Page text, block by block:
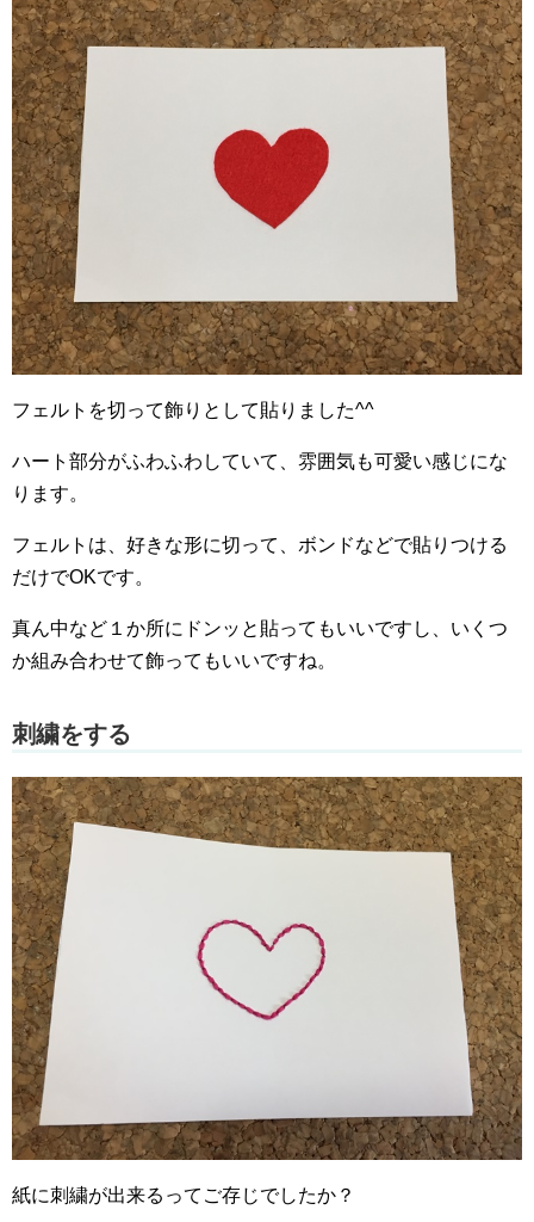
フェルトを切って飾りとして貼りました^^
ハート部分がふわふわしていて、雰囲気も可愛い感じにな
ります。
フェルトは、好きな形に切って、ボンドなどで貼りつける
だけでOKです。
真ん中など１か所にドンッと貼ってもいいですし、いくつ
か組み合わせて飾ってもいいですね。
刺繍をする
紙に刺繍が出来るってご存じでしたか？